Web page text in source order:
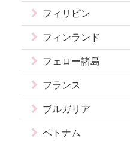
フィリピン
フィンランド
フェロー諸島
フランス
ブルガリア
ベトナム